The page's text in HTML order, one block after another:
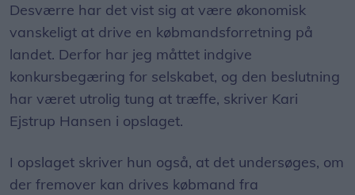
Desværre har det vist sig at være økonomisk
vanskeligt at drive en købmandsforretning på
landet. Derfor har jeg måttet indgive
konkursbegæring for selskabet, og den beslutning
har været utrolig tung at træffe, skriver Kari
Ejstrup Hansen i opslaget.
I opslaget skriver hun også, at det undersøges, om
der fremover kan drives købmand fra